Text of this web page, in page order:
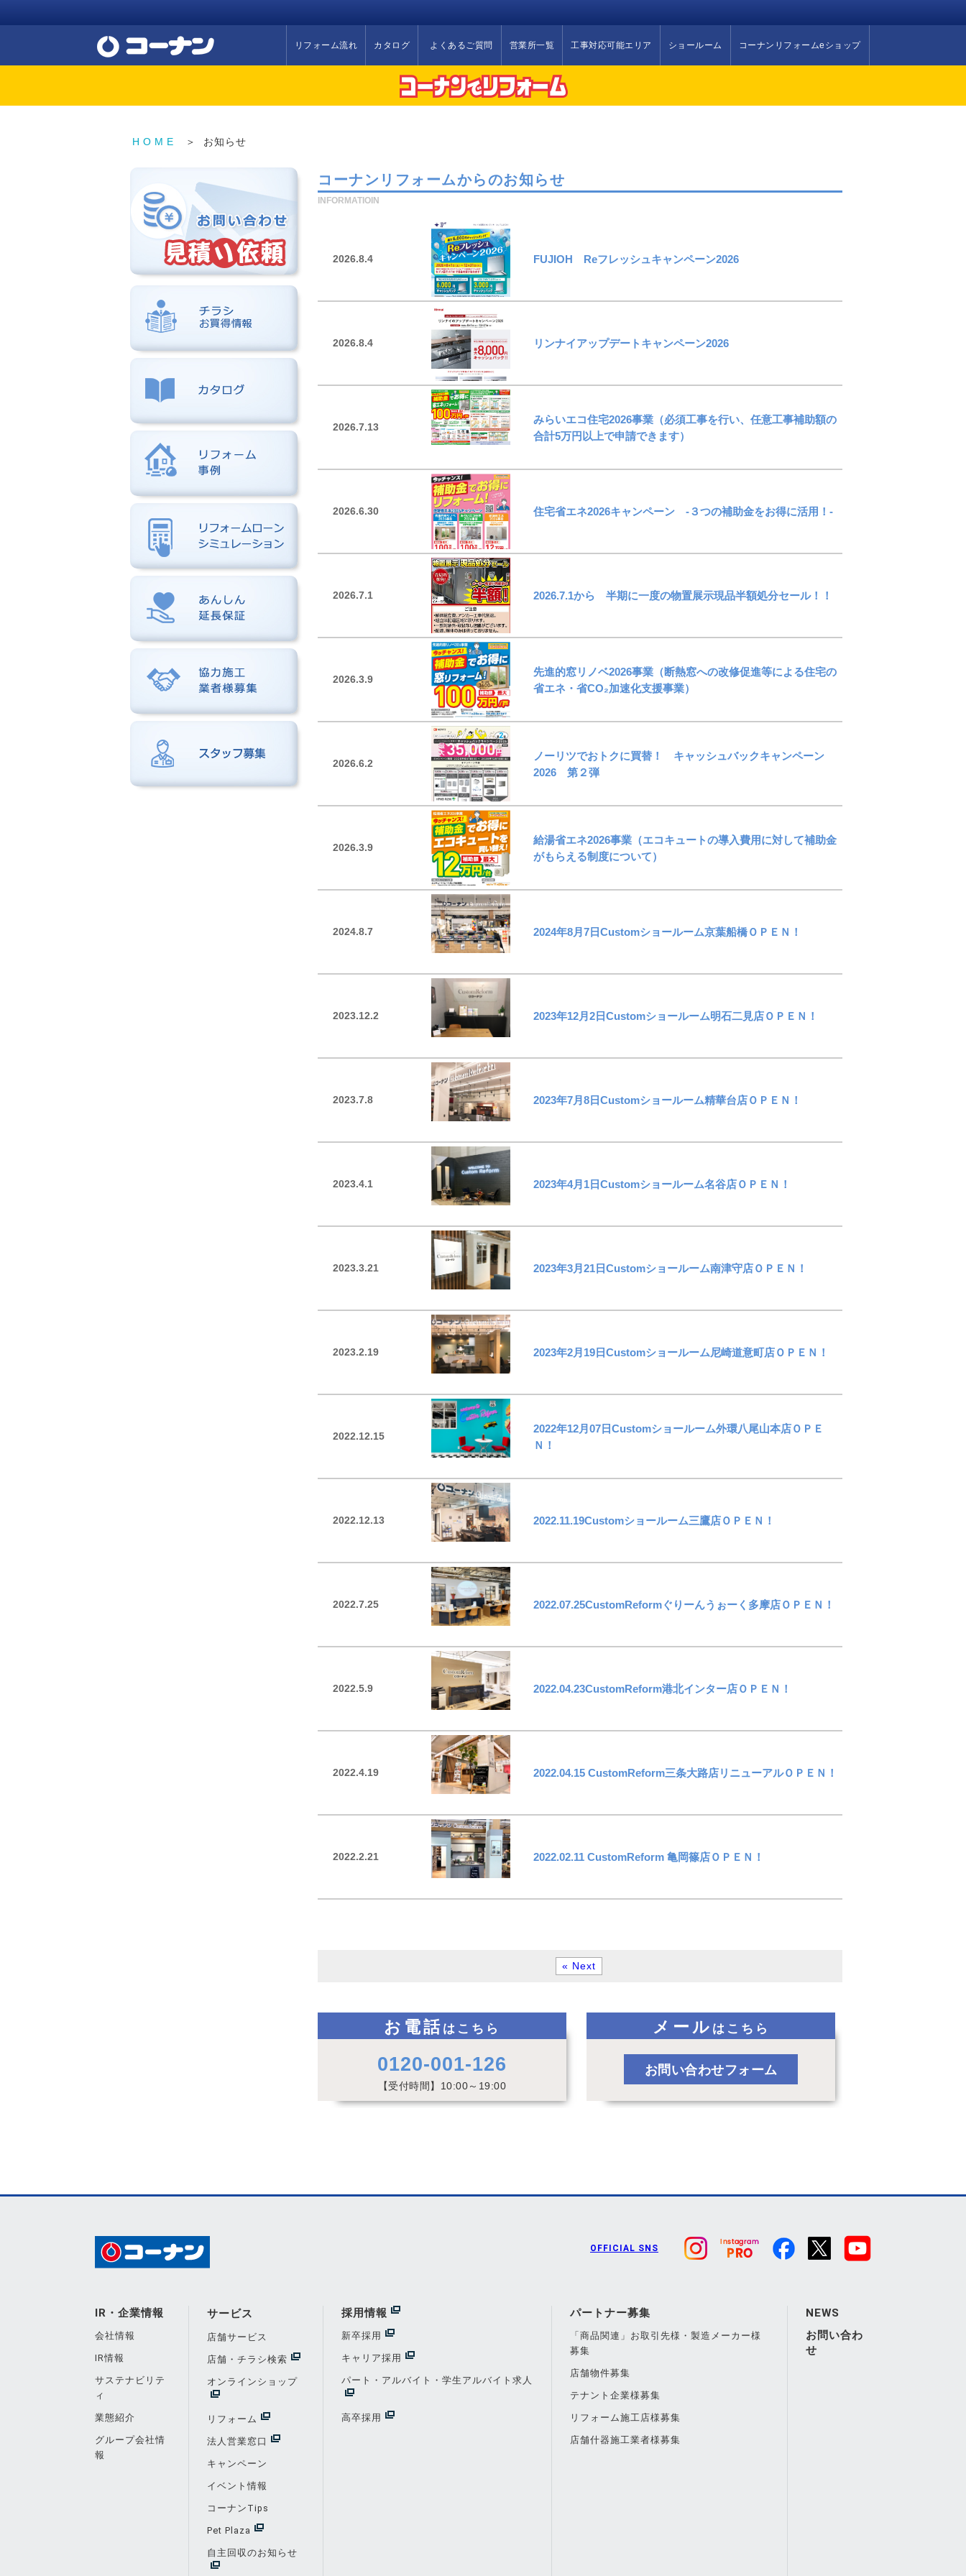
リフォーム流れ カタログ よくあるご質問 営業所一覧 工事対応可能エリア ショールーム コーナンリフォームeショップ
HOME ＞ お知らせ
リフォームローンシミュレーション
コーナンリフォームからのお知らせ
INFORMATIOIN
2026.8.4 FUJIOH Reフレッシュキャンペーン2026
2026.8.4 リンナイアップデートキャンペーン2026
2026.7.13
みらいエコ住宅2026事業（必須工事を行い、任意工事補助額の
合計5万円以上で申請できます）
2026.6.30 住宅省エネ2026キャンペーン -３つの補助金をお得に活用！-
2026.7.1 2026.7.1から 半期に一度の物置展示現品半額処分セール！！
2026.3.9
先進的窓リノベ2026事業（断熱窓への改修促進等による住宅の
省エネ・省CO₂加速化支援事業）
2026.6.2
ノーリツでおトクに買替！ キャッシュバックキャンペーン
2026 第２弾
2026.3.9
給湯省エネ2026事業（エコキュートの導入費用に対して補助金
がもらえる制度について）
2024.8.7 2024年8月7日Customショールーム京葉船橋ＯＰＥＮ！
2023.12.2 2023年12月2日Customショールーム明石二見店ＯＰＥＮ！
2023.7.8 2023年7月8日Customショールーム精華台店ＯＰＥＮ！
2023.4.1 2023年4月1日Customショールーム名谷店ＯＰＥＮ！
2023.3.21 2023年3月21日Customショールーム南津守店ＯＰＥＮ！
2023.2.19 2023年2月19日Customショールーム尼崎道意町店ＯＰＥＮ！
2022.12.15
2022年12月07日Customショールーム外環八尾山本店ＯＰＥ
Ｎ！
2022.12.13 2022.11.19Customショールーム三鷹店ＯＰＥＮ！
2022.7.25 2022.07.25CustomReformぐりーんうぉーく多摩店ＯＰＥＮ！
2022.5.9 2022.04.23CustomReform港北インター店ＯＰＥＮ！
2022.4.19 2022.04.15 CustomReform三条大路店リニューアルＯＰＥＮ！
2022.2.21 2022.02.11 CustomReform 亀岡篠店ＯＰＥＮ！
« Next
お電話 はこちら
0120-001-126
【受付時間】10:00～19:00
メール はこちら
お問い合わせフォーム
OFFICIAL SNS
IR・企業情報
会社情報
IR情報
サステナビリテ
ィ
業態紹介
グループ会社情
報
サービス
店舗サービス
店舗・チラシ検索
オンラインショップ
リフォーム
法人営業窓口
キャンペーン
イベント情報
コーナンTips
Pet Plaza
自主回収のお知らせ
採用情報
新卒採用
キャリア採用
パート・アルバイト・学生アルバイト求人
高卒採用
パートナー募集
「商品関連」お取引先様・製造メーカー様
募集
店舗物件募集
テナント企業様募集
リフォーム施工店様募集
店舗什器施工業者様募集
NEWS
お問い合わ
せ